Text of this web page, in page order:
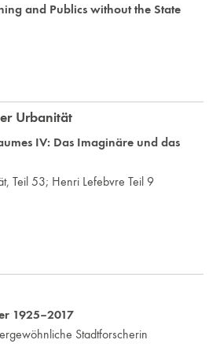
and Publics without the State
Urbanität
IV: Das Imaginäre und das
Teil 53; Henri Lefebvre Teil 9
1925–2017
Stadtforscherin